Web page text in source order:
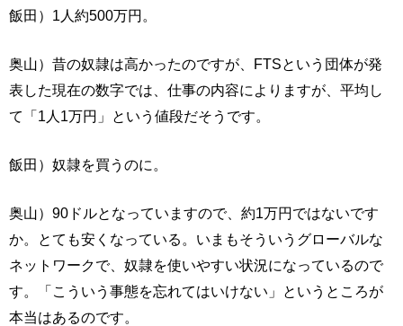
飯田）1人約500万円。
奥山）昔の奴隷は高かったのですが、FTSという団体が発
表した現在の数字では、仕事の内容によりますが、平均し
て「1人1万円」という値段だそうです。
飯田）奴隷を買うのに。
奥山）90ドルとなっていますので、約1万円ではないです
か。とても安くなっている。いまもそういうグローバルな
ネットワークで、奴隷を使いやすい状況になっているので
す。「こういう事態を忘れてはいけない」というところが
本当はあるのです。